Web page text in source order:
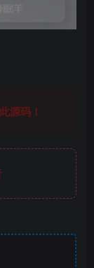
源码！